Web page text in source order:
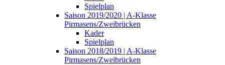
Spielplan
Saison 2019/2020 | A-Klasse
Pirmasens/Zweibrücken
Kader
Spielplan
Saison 2018/2019 | A-Klasse
Pirmasens/Zweibrücken